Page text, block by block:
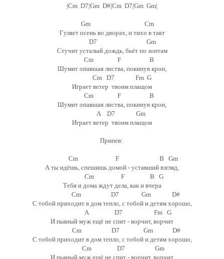
|Cm D7|Gm D#|Cm D7|Gm Gm|
Gm Cm
Гуляет осень во дворах, и тихо в такт
D7 Gm
Стучит усталый дождь, бьёт по зонтам
Cm F B
Шумит опавшая листва, покинув крон,
Cm D7 Fm G
Играет ветер твоим плащом
Cm F B
Шумит опавшая листва, покинув крон,
A D7 Gm
Играет ветер твоим плащом
Припев:
Cm F B Gm
А ты идёшь, спешишь домой - уставший взгляд,
Cm F B G
Тебя и дома ждут дела, как и вчера
Cm D7 Gm D#
С тобой приходит в дом тепло, с тобой и детям хорошо,
A D7 Fm G
И пьяный муж ещё не спит - ворчит, ворчит
Cm D7 Gm D#
С тобой приходит в дом тепло, с тобой и детям хорошо,
Cm D7 Gm
И пьяный муж ещё не спит - ворчит, ворчит